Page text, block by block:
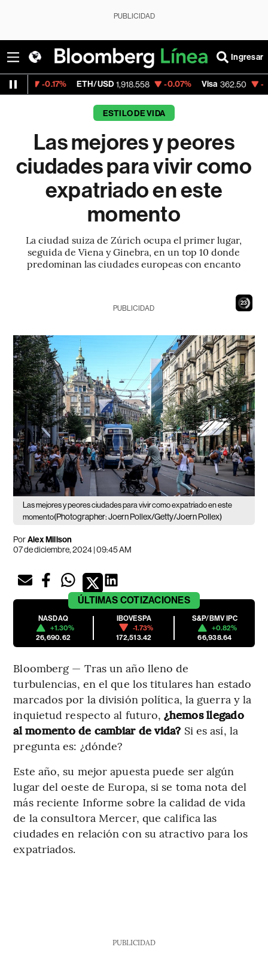
PUBLICIDAD
Ingresar
ETH/USD 1,918.558 -0.07% Visa 362.50 -2.15%
ESTILO DE VIDA
Las mejores y peores
ciudades para vivir como
expatriado en este
momento
La ciudad suiza de Zúrich ocupa el primer lugar,
seguida de Viena y Ginebra, en un top 10 donde
predominan las ciudades europeas con encanto
21
PUBLICIDAD
Las mejores y peores ciudades para vivir como expatriado en este
momento(Photographer: Joern Pollex/Getty/Joern Pollex)
PorAlex Millson
07 de diciembre, 2024 | 09:45 AM
ÚLTIMAS COTIZACIONES
NASDAQ
+1.30%
26,690.62
IBOVESPA
-1.73%
172,513.42
S&P/BMV IPC
+0.82%
66,938.64
Bloomberg — Tras un año lleno de
turbulencias, en el que los titulares han estado
marcados por la división política, la guerra y la
inquietud respecto al futuro,¿hemos llegado
al momento de cambiar de vida? Si es así, la
pregunta es: ¿dónde?
Este año, su mejor apuesta puede ser algún
lugar del oeste de Europa, si se toma nota del
más reciente Informe sobre la calidad de vida
de la consultora Mercer, que califica las
ciudades en relación con su atractivo para los
expatriados.
PUBLICIDAD